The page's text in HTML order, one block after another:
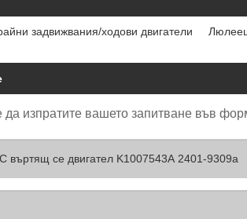
задвижвания/ходови двигатели
да изпратите вашето запитване във